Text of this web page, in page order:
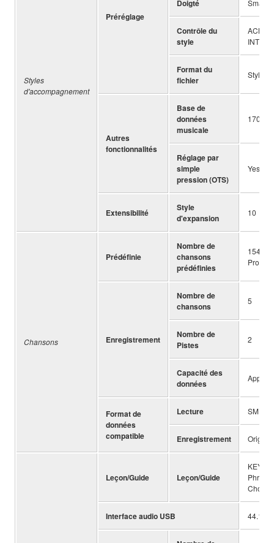
Styles
d'accompagnement
Préréglage
Doigté Smart
Contrôle du
style
ACMP
Format du
fichier
Style
Autres
fonctionnalités
Base de
données
musicale
170
Réglage par
simple
pression (OTS)
Yes
Extensibilité
Style
d'expansion
10
Chansons
Prédéfinie
Nombre de
chansons
prédéfinies
154
Enregistrement
Nombre de
chansons
5
Nombre de
Pistes
2
Capacité des
données
Format de
données
compatible
Lecture SMF
Enregistrement
Leçon/Guide Leçon/Guide
KEYS
Phrase
Chord
Interface audio USB 44.1